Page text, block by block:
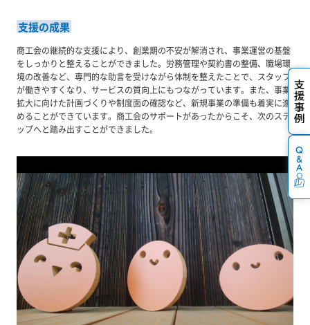
支援の成果
商工会の継続的な支援により、創業期の不安が解消され、事業運営の基盤
をしっかりと整えることができました。労務管理や契約書の整備、職場環
境の改善など、専門的な助言を受けながら体制を整えたことで、スタッフ
が働きやすくなり、サービスの質向上にもつながっています。また、事業
拡大に向けた計画づくりや制度面の確認など、新規事業の準備も着実に進
めることができています。商工会のサポートがあったからこそ、次のステ
ップへと踏み出すことができました。